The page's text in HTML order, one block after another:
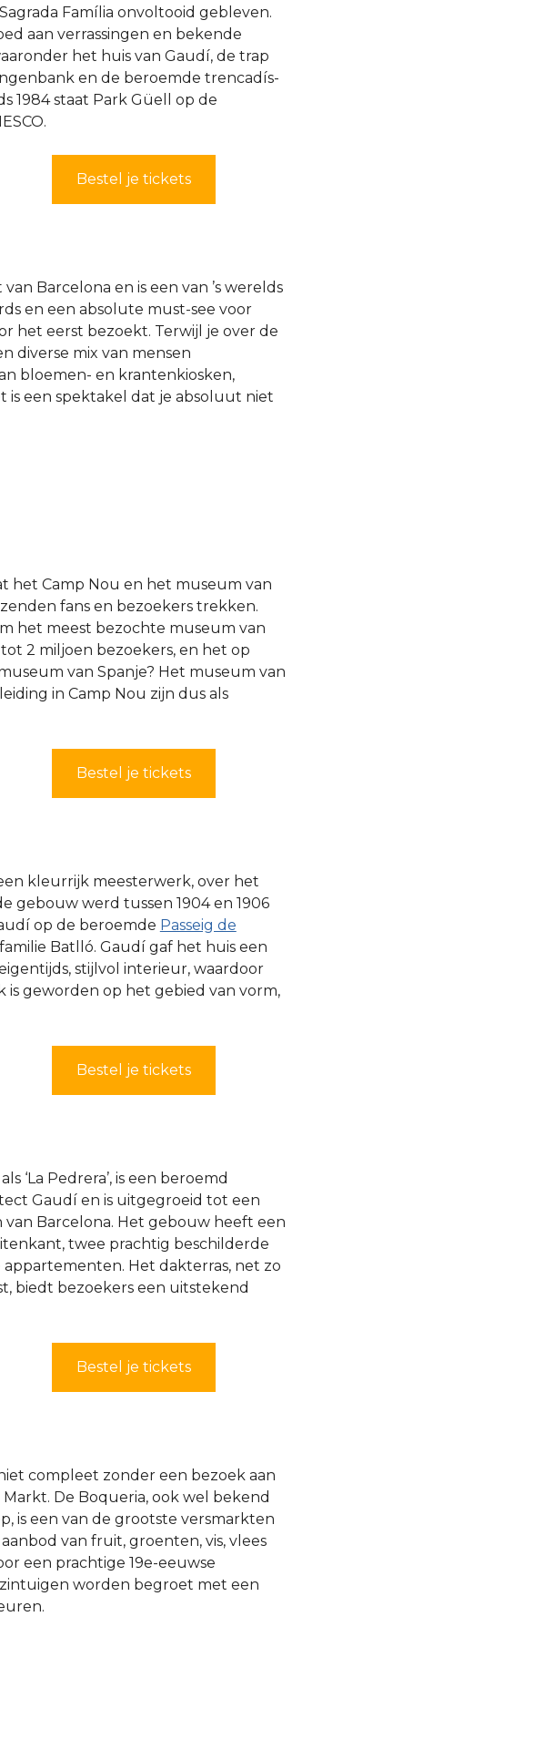
Família onvoltooid gebleven.
aan verrassingen en bekende
het huis van Gaudí, de trap
en de beroemde trencadís-
1984 staat Park Güell op de
Bestel je tickets
Barcelona en is een van ’s werelds
en een absolute must-see voor
het eerst bezoekt. Terwijl je over de
diverse mix van mensen
bloemen- en krantenkiosken,
is een spektakel dat je absoluut niet
het Camp Nou en het museum van
fans en bezoekers trekken.
het meest bezochte museum van
tot 2 miljoen bezoekers, en het op
van Spanje? Het museum van
in Camp Nou zijn dus als
Bestel je tickets
kleurrijk meesterwerk, over het
gebouw werd tussen 1904 en 1906
op de beroemde Passeig de
Batlló. Gaudí gaf het huis een
stijlvol interieur, waardoor
is geworden op het gebied van vorm,
Bestel je tickets
‘La Pedrera’, is een beroemd
Gaudí en is uitgegroeid tot een
van Barcelona. Het gebouw heeft een
twee prachtig beschilderde
Het dakterras, net zo
biedt bezoekers een uitstekend
Bestel je tickets
compleet zonder een bezoek aan
De Boqueria, ook wel bekend
is een van de grootste versmarkten
van fruit, groenten, vis, vlees
een prachtige 19e-eeuwse
worden begroet met een